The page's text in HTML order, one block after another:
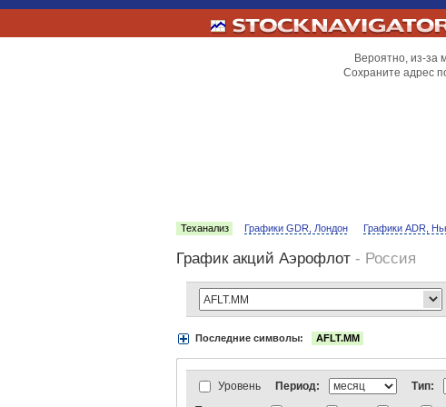
Вероятно, из-за
Сохраните адрес
Теханализ Графики GDR, Лондон Графики ADR,
График акций Аэрофлот - Россия
Последние символы:
AFLT.MM
АДР Нью-Йорк:
Вымпелком Газпром
АДР Лондон:
ВТБ Газпром ЛУКойл Новатэк
Уровень Период: Тип: